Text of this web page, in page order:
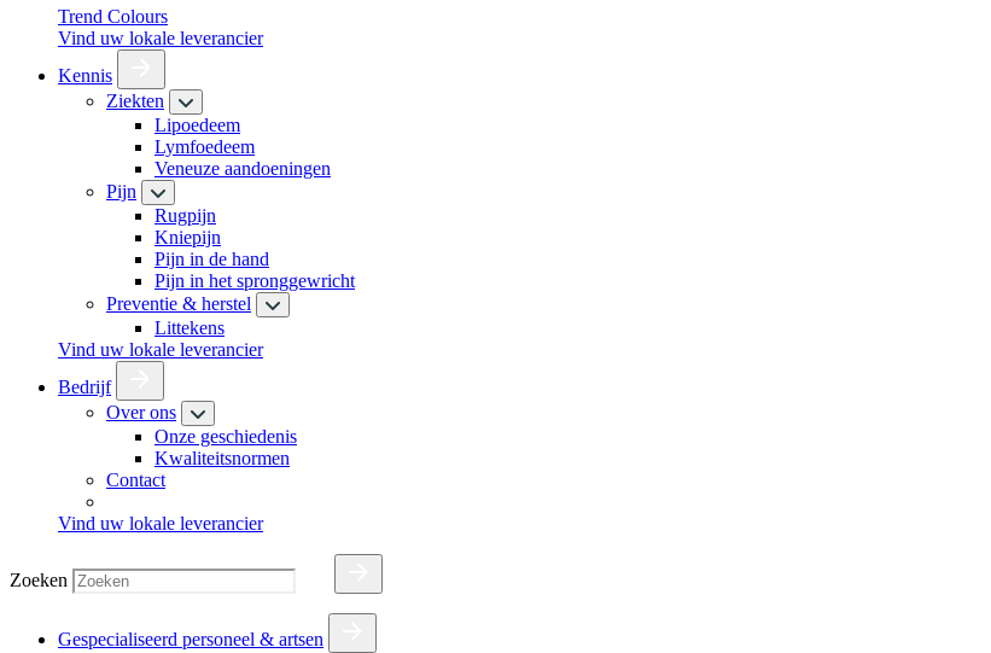
Trend Colours
Vind uw lokale leverancier
Kennis
Ziekten
Lipoedeem
Lymfoedeem
Veneuze aandoeningen
Pijn
Rugpijn
Kniepijn
Pijn in de hand
Pijn in het spronggewricht
Preventie & herstel
Littekens
Vind uw lokale leverancier
Bedrijf
Over ons
Onze geschiedenis
Kwaliteitsnormen
Contact
Vind uw lokale leverancier
Zoeken
Gespecialiseerd personeel & artsen